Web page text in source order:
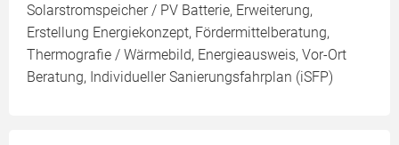
Solarstromspeicher / PV Batterie, Erweiterung,
Erstellung Energiekonzept, Fördermittelberatung,
Thermografie / Wärmebild, Energieausweis, Vor-Ort
Beratung, Individueller Sanierungsfahrplan (iSFP)